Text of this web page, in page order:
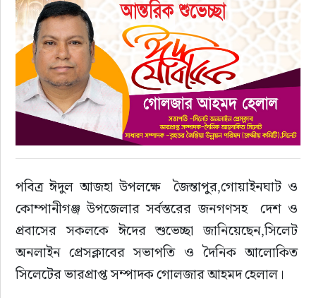
তথ্য ও প্রযুক্তি
প্রেস বিজ্ঞপ্তি
ফিচার
খেলাধুলা
বিনোদন
সাক্ষাৎকার
সাহিত্য
পবিত্র ঈদুল আজহা উপলক্ষে  জৈন্তাপুর,গোয়াইনঘাট ও
কোম্পানীগঞ্জ উপজেলার সর্বস্তরের জনগণসহ  দেশ ও
প্রবাসের সকলকে ঈদের শুভেচ্ছা জানিয়েছেন,সিলেট
অনলাইন প্রেসক্লাবের সভাপতি ও দৈনিক আলোকিত
সিলেটের ভারপ্রাপ্ত সম্পাদক গোলজার আহমদ হেলাল।